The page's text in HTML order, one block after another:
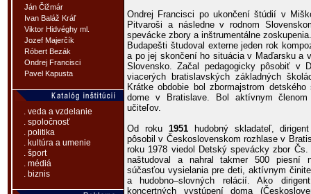
Ján Čižmár
Ivan Baláž Kráľ
Viktor Hidvéghy ml.
Jozef Majerčík
Róbert Bezák
Ondrej Francisci
Pavel Kapusta
. veda a vzdelanie
. spoločnosť
. politika
. kultúra a umenie
. šport
. médiá
. biznis
Ondrej Francisci po ukončení štúdií v
Pitvaroši a následne v rodnom
spevácke zbory a inštrumentálne
Budapešti študoval externe jeden rok
a po jej skončení ho situácia v Maďarsku a
Slovensko. Začal pedagogicky pôsobiť v
viacerých bratislavských základných
Krátke obdobie bol zbormajstrom
dome v Bratislave. Bol aktívnym členom
učiteľov.
Od roku 1951hudobný skladateľ,
pôsobil v Československom rozhlase v
roku 1978 viedol Detský spevácky zbor
naštudoval a nahral takmer 500 piesní
súčasťou vysielania pre deti, aktívnym
a hudobno–slovných relácií. Ako
koncertných vystúpení doma